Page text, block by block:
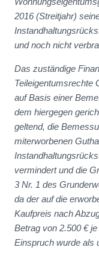
2016 (Streitjahr)
und noch nicht
Das zuständige
Teileigentumsrechte
auf Basis einer
dem hiergegen
geltend, die
miterworbenen
vermindert und die
3 Nr. 1 des
da der auf die
Kaufpreis nach
Betrag von 2.500 €
Einspruch wurde als